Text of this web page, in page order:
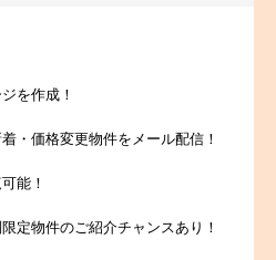
を作成！
・価格変更物件をメール配信！
能！
定物件のご紹介チャンスあり！